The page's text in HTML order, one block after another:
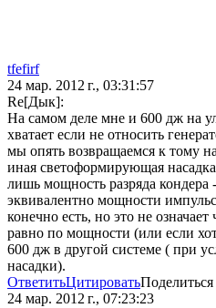
tfefirf
24 мар. 2012 г., 03:31:57
Re[Дык]:
На самом деле мне и 600 дж на
хватает если не относить
мы опять возвращаемся к тому
иная светоформирующая
лишь мощность разряда кондера
эквивалентно мощности
конечно есть, но это не
равно по мощности (или если
600 дж в другой системе ( при
насадки).
ОтветитьЦитироватьПоделиться
24 мар. 2012 г., 07:23:23